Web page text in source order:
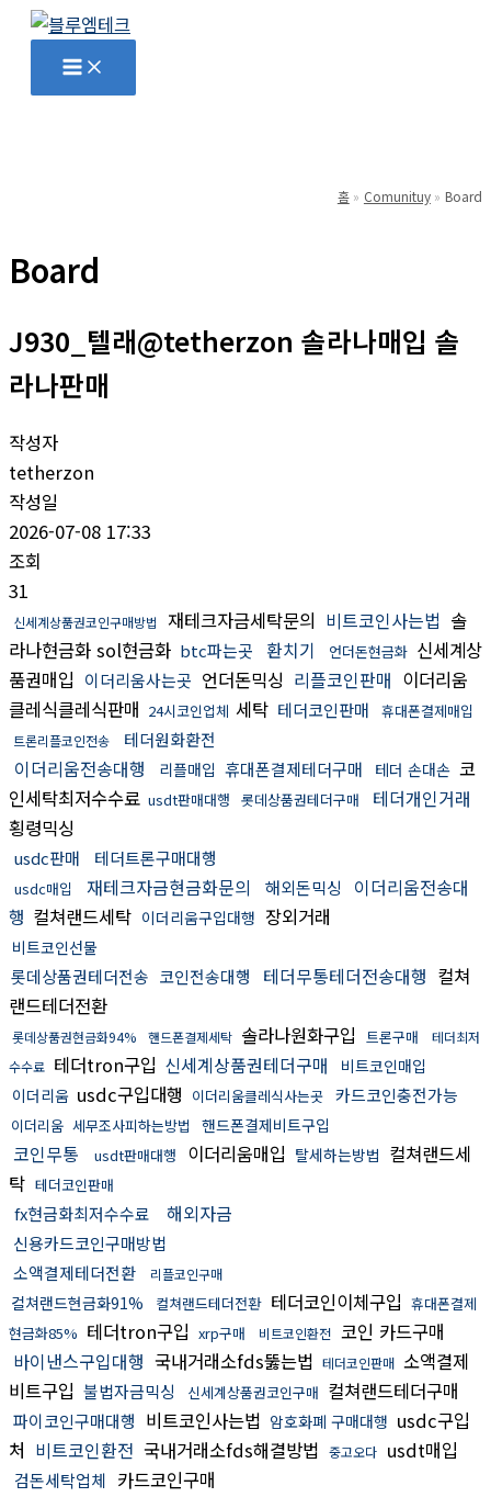
Main
Menu
홈 Comunituy Board
Board
J930_텔래@tetherzon 솔라나매입 솔
라나판매
작성자
tetherzon
작성일
2026-07-08 17:33
조회
31
신세계상품권코인구매방법 재테크자금세탁문의 비트코인사는법 솔
라나현금화 sol현금화 btc파는곳 환치기 언더돈현금화 신세계상
품권매입 이더리움사는곳 언더돈믹싱 리플코인판매 이더리움
클레식클레식판매 24시코인업체 세탁 테더코인판매 휴대폰결제매입
트론리플코인전송 테더원화환전
이더리움전송대행 리플매입 휴대폰결제테더구매 테더 손대손 코
인세탁최저수수료 usdt판매대행 롯데상품권테더구매
테더개인거래
횡령믹싱
usdc판매 테더트론구매대행
usdc매입 재테크자금현금화문의 해외돈믹싱
이더리움전송대
행 컬쳐랜드세탁 이더리움구입대행 장외거래
비트코인선물
롯데상품권테더전송 코인전송대행 테더무통테더전송대행 컬쳐
랜드테더전환
롯데상품권현금화94% 핸드폰결제세탁 솔라나원화구입 트론구매
테더최저
수수료 테더tron구입 신세계상품권테더구매
비트코인매입
이더리움 usdc구입대행 이더리움클레식사는곳 카드코인충전가능
이더리움 세무조사피하는방법 핸드폰결제비트구입
코인무통 usdt판매대행 이더리움매입 탈세하는방법 컬쳐랜드세
탁 테더코인판매
fx현금화최저수수료 해외자금
신용카드코인구매방법
소액결제테더전환
리플코인구매
컬쳐랜드현금화91% 컬쳐랜드테더전환 테더코인이체구입 휴대폰결제
현금화85% 테더tron구입 xrp구매 비트코인환전 코인 카드구매
바이낸스구입대행 국내거래소fds뚫는법 테더코인판매 소액결제
비트구입 불법자금믹싱 신세계상품권코인구매 컬쳐랜드테더구매
파이코인구매대행 비트코인사는법 암호화폐 구매대행 usdc구입
처 비트코인환전 국내거래소fds해결방법 중고오다 usdt매입
검돈세탁업체 카드코인구매